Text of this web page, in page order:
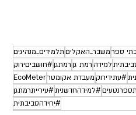
ספר משבר_האקלים תלמידים_מנהיגים
למידה רמת גן רמתגן#חושביםירוק
#עתידירוק מעבדת אקומטרEcoMeter
#למידהחדשנית#עירייתרמתגן
#יחידהסביבתית